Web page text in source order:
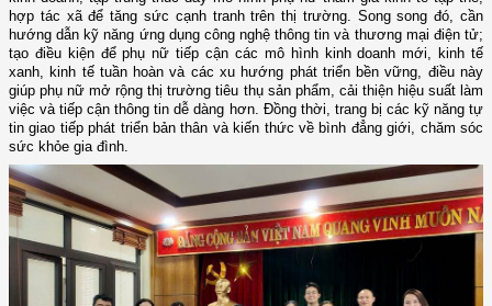
hợp tác xã để tăng sức cạnh tranh trên thị trường. Song song đó, cần
hướng dẫn kỹ năng ứng dụng công nghệ thông tin và thương mại điện tử;
tạo điều kiện để phụ nữ tiếp cận các mô hình kinh doanh mới, kinh tế
xanh, kinh tế tuần hoàn và các xu hướng phát triển bền vững, điều này
giúp phụ nữ mở rộng thị trường tiêu thụ sản phẩm, cải thiện hiệu suất làm
việc và tiếp cận thông tin dễ dàng hơn. Đồng thời, trang bị các kỹ năng tự
tin giao tiếp phát triển bản thân và kiến thức về bình đẳng giới, chăm sóc
sức khỏe gia đình.